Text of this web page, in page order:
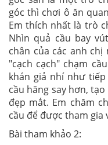
góc thì chơi ô ăn
Em thích nhất là trò
Nhìn quả cầu bay
chân của các anh
"cạch cạch" chạm
khán giả nhí như
cầu hăng say hơn,
đẹp mắt. Em chăm
cầu để được tham gia
Bài tham khảo 2: